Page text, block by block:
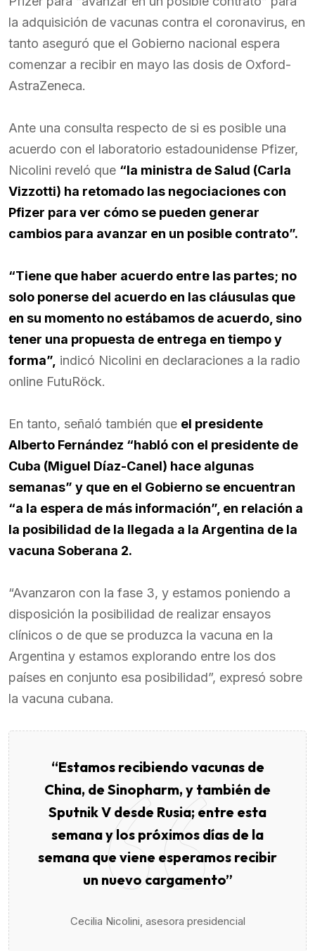
la adquisición de vacunas contra el coronavirus, en
tanto aseguró que el Gobierno nacional espera
comenzar a recibir en mayo las dosis de Oxford-
AstraZeneca.
Ante una consulta respecto de si es posible una
acuerdo con el laboratorio estadounidense Pfizer,
Nicolini reveló que “la ministra de Salud (Carla
Vizzotti) ha retomado las negociaciones con
Pfizer para ver cómo se pueden generar
cambios para avanzar en un posible contrato”.
“Tiene que haber acuerdo entre las partes; no
solo ponerse del acuerdo en las cláusulas que
en su momento no estábamos de acuerdo, sino
tener una propuesta de entrega en tiempo y
forma”, indicó Nicolini en declaraciones a la radio
online FutuRöck.
En tanto, señaló también que el presidente
Alberto Fernández “habló con el presidente de
Cuba (Miguel Díaz-Canel) hace algunas
semanas” y que en el Gobierno se encuentran
“a la espera de más información”, en relación a
la posibilidad de la llegada a la Argentina de la
vacuna Soberana 2.
“Avanzaron con la fase 3, y estamos poniendo a
disposición la posibilidad de realizar ensayos
clínicos o de que se produzca la vacuna en la
Argentina y estamos explorando entre los dos
países en conjunto esa posibilidad”, expresó sobre
la vacuna cubana.
“Estamos recibiendo vacunas de
China, de Sinopharm, y también de
Sputnik V desde Rusia; entre esta
semana y los próximos días de la
semana que viene esperamos recibir
un nuevo cargamento”
Cecilia Nicolini, asesora presidencial